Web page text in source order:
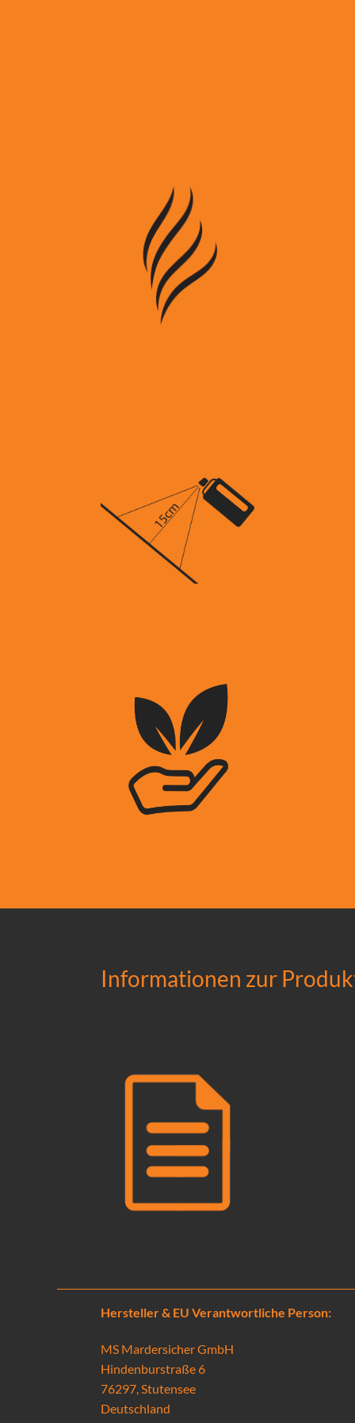
Informationen zur
Hersteller & EU Verantwortliche Person:
MS Mardersicher GmbH
Hindenburstraße 6
76297, Stutensee
Deutschland